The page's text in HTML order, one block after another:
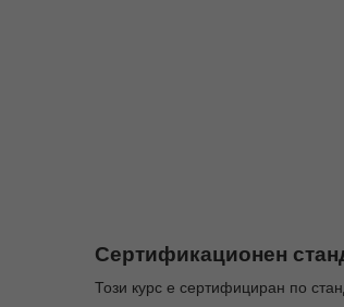
Сертификационен
Този курс е сертифициран по